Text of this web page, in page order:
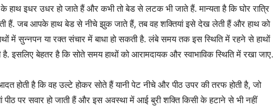
हाथ इधर उधर हो जाते हैं और कभी तो बेड से लटक भी जाते हैं. मान्यता है कि घोर रात्रि
हैं. जब आपके हाथ बेड से नीचे झुक जाते हैं, तब वह शक्तियां इसे देख लेती हैं और हाथ को
में सुन्नपन या रक्त संचार में बाधा हो सकती है. लंबे समय तक इस स्थिति में रहने से हाथों
इसलिए बेहतर है कि सोते समय हाथों को आरामदायक और स्वाभाविक स्थिति में रखा जाए.
होती है कि वह उल्टे होकर सोते हैं यानी पेट नीचे और पीठ उपर की तरफ होती है, जो
पीठ पर सवार हो जाती हैं और इस अवस्था में आई बुरी शक्ति किसी के हटाने से भी नहीं